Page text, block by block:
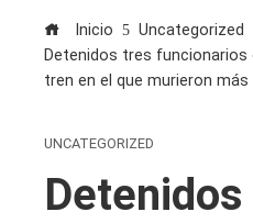
Inicio
Uncategorized
Detenidos tres funcionarios
tren en el que murieron
UNCATEGORIZED